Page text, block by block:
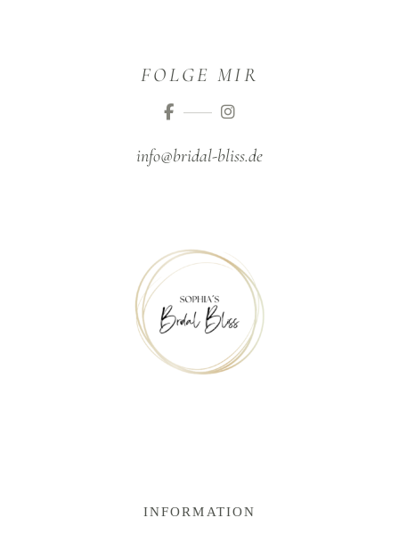
FOLGE MIR
info@bridal-bliss.de
INFORMATION